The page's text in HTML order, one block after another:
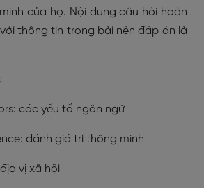
của họ. Nội dung câu hỏi hoàn
thông tin trong bài nên đáp án là
các yếu tố ngôn ngữ
đánh giá trí thông minh
vị xã hội